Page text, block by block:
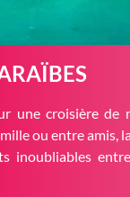
une croisière de
ou entre amis,
inoubliables